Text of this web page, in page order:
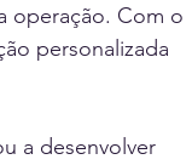
operação. Com o
personalizada
a desenvolver